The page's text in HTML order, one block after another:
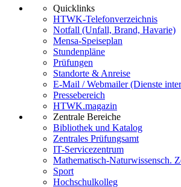
Quicklinks
HTWK-Telefonverzeichnis
Notfall (Unfall, Brand, Havarie)
Mensa-Speiseplan
Stundenpläne
Prüfungen
Standorte & Anreise
E-Mail / Webmailer (Dienste
Pressebereich
HTWK.magazin
Zentrale Bereiche
Bibliothek und Katalog
Zentrales Prüfungsamt
IT-Servicezentrum
Mathematisch-Naturwissensch.
Sport
Hochschulkolleg